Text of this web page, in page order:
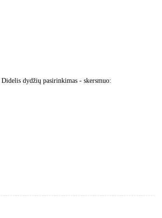
dydžių pasirinkimas - skersmuo: